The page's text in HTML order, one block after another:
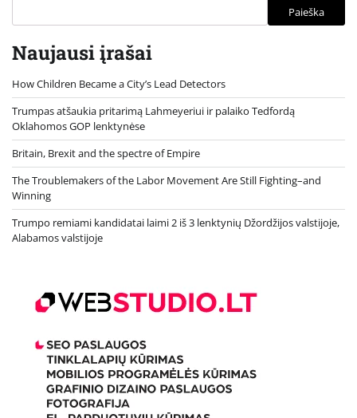
Paieška
Naujausi įrašai
How Children Became a City’s Lead Detectors
Trumpas atšaukia pritarimą Lahmeyeriui ir palaiko Tedfordą
Oklahomos GOP lenktynėse
Britain, Brexit and the spectre of Empire
The Troublemakers of the Labor Movement Are Still Fighting–and
Winning
Trumpo remiami kandidatai laimi 2 iš 3 lenktynių Džordžijos valstijoje,
Alabamos valstijoje